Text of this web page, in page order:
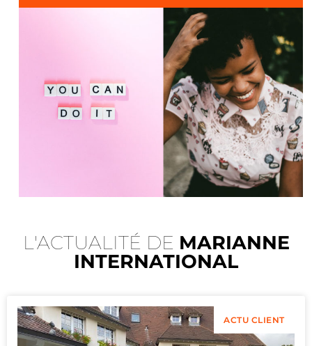
L'ACTUALITÉ DE MARIANNE
INTERNATIONAL
ACTU CLIENT